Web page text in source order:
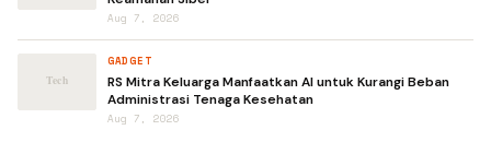
Aug 7, 2026
GADGET
RS Mitra Keluarga Manfaatkan AI untuk Kurangi Beban
Administrasi Tenaga Kesehatan
Aug 7, 2026